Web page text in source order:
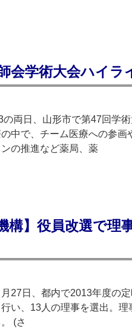
会学術大会ハイラ
両日、山形市で第47回学
中で、チーム医療への参
の推進など薬局、薬
構】役員改選で理
27日、都内で2013年度の
い、13人の理事を選出。
(さ